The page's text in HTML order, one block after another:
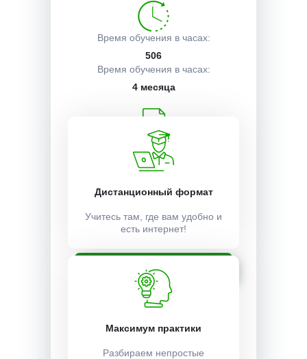
Время обучения в часах:
506
Время обучения в часах:
4 месяца
Учебный план:
Получить
Стоимость:
32000 ₽
Получаемые документы
Условия поступления
Дистанционный формат
Учитесь там, где вам удобно и
есть интернет!
Максимум практики
Разбираем непростые